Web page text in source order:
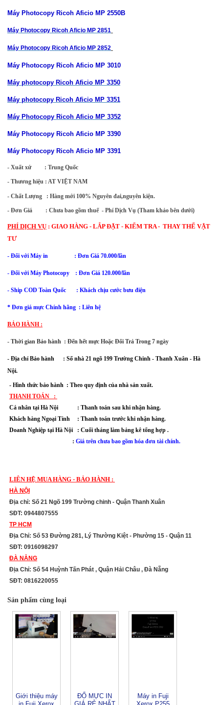
Máy Photocopy Ricoh Aficio MP 2550B
Máy Photocopy Ricoh Aficio MP 2851
Máy Photocopy Ricoh Aficio MP 2852
Máy Photocopy Ricoh Aficio MP 3010
Máy photocopy Ricoh Aficio MP 3350
Máy photocopy Ricoh Aficio MP 3351
Máy Photocopy Ricoh Aficio MP 3352
Máy Photocopy Ricoh Aficio MP 3390
Máy Photocopy Ricoh Aficio MP 3391
- Xuất xứ         : Trung Quốc
- Thương hiệu : AT VIỆT NAM
- Chất Lượng   : Hàng mới 100% Nguyên đai,nguyên kiện.
- Đơn Giá         : Chưa bao gồm thuế  - Phí Dịch Vụ (Tham khảo bên dưới)
PHÍ DỊCH VỤ : GIAO HÀNG - LẮP ĐẶT - KIỂM TRA - THAY THẾ VẬT
TƯ
- Đối với Máy in : Đơn Giá 70.000/lần
- Đối với Máy Photocopy : Đơn Giá 120.000/lần
- Ship COD Toàn Quốc : Khách chịu cước bưu điện
* Đơn giá mực Chính hãng : Liên hệ
BẢO HÀNH :
- Thời gian Bảo hành : Đến hết mực Hoặc Đổi Trả Trong 7 ngày
- Địa chỉ Bảo hành : Số nhà 21 ngõ 199 Trường Chinh - Thanh Xuân - Hà
Nội.
- Hình thức bảo hành : Theo quy định của nhà sản xuất.
THANH TOÁN :
Cá nhân tại Hà Nội : Thanh toán sau khi nhận hàng.
Khách hàng Ngoại Tỉnh : Thanh toán trước khi nhận hàng.
Doanh Nghiệp tại Hà Nội : Cuối tháng làm bảng kê tổng hợp .
: Giá trên chưa bao gồm hóa đơn tài chính.
LIÊN HỆ MUA HÀNG - BẢO HÀNH :
HÀ NỘI
Địa chỉ: Số 21 Ngõ 199 Trường chinh - Quận Thanh Xuân
SĐT: 0944807555
TP HCM
Địa Chỉ: Số 53 Đường 281, Lý Thường Kiệt - Phường 15 - Quận 11
SĐT: 0916098297
ĐÀ NẴNG
Địa Chỉ: Số 54 Huỳnh Tấn Phát , Quận Hải Châu , Đà Nẵng
SĐT: 0816220055
Sản phẩm cùng loại
Giới thiệu máy
ĐỔ MỰC IN
Máy in Fuji